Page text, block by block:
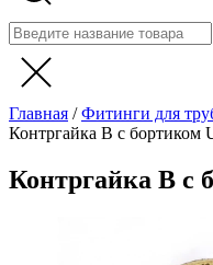
Главная /Фитинги для
Контргайка В с бортиком
Контргайка В с